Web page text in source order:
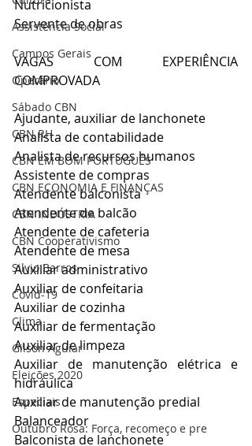
Assistência Social
Campos Gerais
Operário
Sábado CBN
CBN RH
CBN EM BOM PORTUGUÊS
CBN ECONOMIA E FINANÇAS
CBN INDÚSTRIA
CBN Cooperativismo
Silvio Barros
Covid-19
Clima
Gilson Aguiar
Eleições 2020
Especiais
Outubro Rosa: Força, recomeço e pre
Nutricionista
Servente de obras
VAGAS COM EXPERIÊNCIA
COMPROVADA
Ajudante, auxiliar de lanchonete
Analista de contabilidade
Analista de recursos humanos
Assistente de compras
Atendente balconista
Atendente de balcão
Atendente de cafeteria
Atendente de mesa
Auxiliar administrativo
Auxiliar de confeitaria
Auxiliar de cozinha
Auxiliar de fermentação
Auxiliar de limpeza
Auxiliar de manutenção elétrica e
hidráulica
Auxiliar de manutenção predial
Balanceador
Balconista de lanchonete